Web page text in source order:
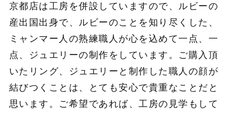
京都店は工房を併設していますので、ルビーの
産出国出身で、ルビーのことを知り尽くした、
ミャンマー人の熟練職人が心を込めて一点、一
点、ジュエリーの制作をしています。ご購入頂
いたリング、ジュエリーと制作した職人の顔が
結びつくことは、とても安心で貴重なことだと
思います。ご希望であれば、工房の見学もして